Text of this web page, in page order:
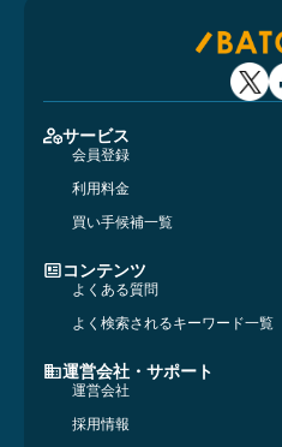
サービス
会員登録
利用料金
買い手候補一覧
コンテンツ
よくある質問
よく検索されるキーワード一覧
運営会社・サポート
運営会社
採用情報